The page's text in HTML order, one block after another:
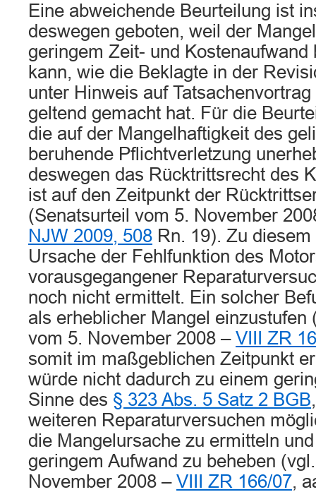
Eine abweichende Beurteilung ist
deswegen geboten, weil der
geringem Zeit- und Kostenaufwand
kann, wie die Beklagte in der
unter Hinweis auf
geltend gemacht hat. Für die
die auf der Mangelhaftigkeit des
beruhende Pflichtverletzung
deswegen das Rücktrittsrecht des
ist auf den Zeitpunkt der
(Senatsurteil vom 5. November
NJW 2009, 508 Rn. 19). Zu
Ursache der Fehlfunktion des
vorausgegangener
noch nicht ermittelt. Ein solcher
als erheblicher Mangel einzustufen
vom 5. November 2008 – VIII ZR
somit im maßgeblichen Zeitpunkt
würde nicht dadurch zu einem
Sinne des § 323 Abs. 5 Satz 2 BGB
weiteren Reparaturversuchen
die Mangelursache zu ermitteln
geringem Aufwand zu beheben
November 2008 – VIII ZR 166/07,